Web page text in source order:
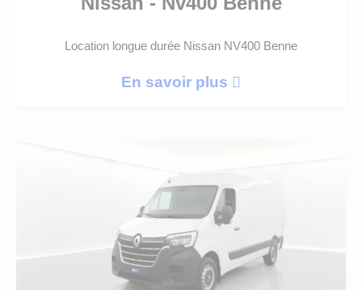
Location longue durée Nissan NV400 Benne
En savoir plus